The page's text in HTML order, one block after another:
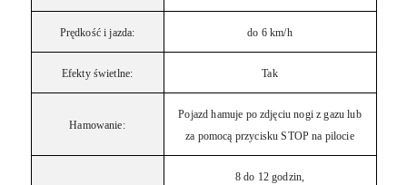
Prędkość i jazda: do 6 km/h
Efekty świetlne: Tak
Hamowanie:
Pojazd hamuje po zdjęciu nogi z gazu lub
za pomocą przycisku STOP na pilocie
8 do 12 godzin,